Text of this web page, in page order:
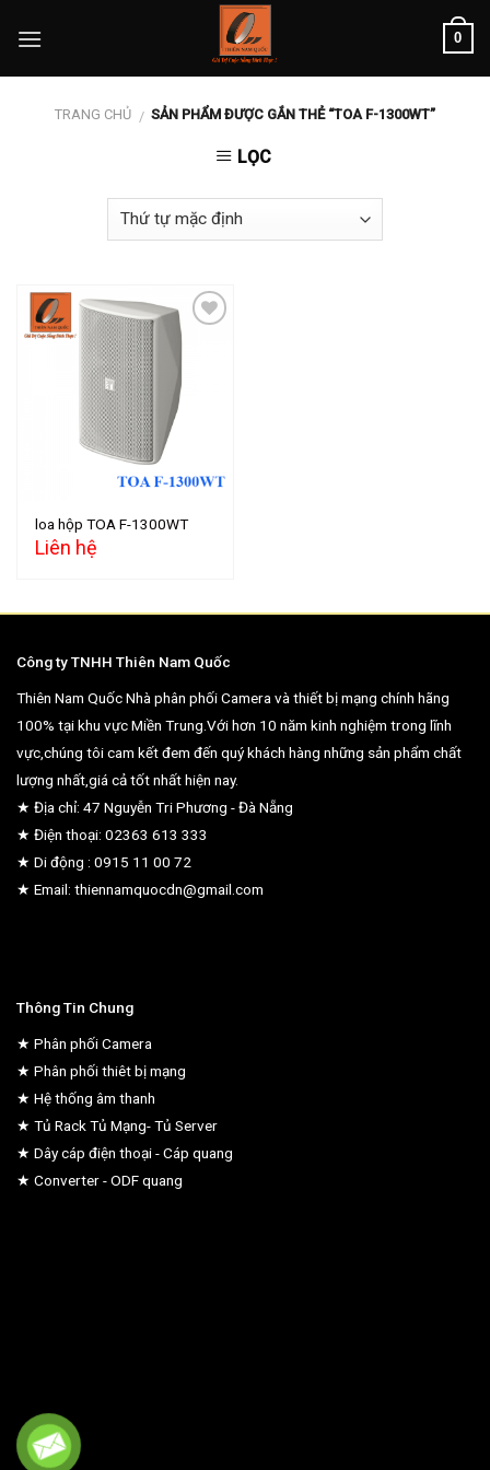
0
TRANG CHỦ / SẢN PHẨM ĐƯỢC GẮN THẺ “TOA F-1300WT”
LỌC
wishlist
loa hộp TOA F-1300WT
Liên hệ
Công ty TNHH Thiên Nam Quốc
Thiên Nam Quốc Nhà phân phối Camera và thiết bị mạng chính hãng
100% tại khu vực Miền Trung.Với hơn 10 năm kinh nghiệm trong lĩnh
vực,chúng tôi cam kết đem đến quý khách hàng những sản phẩm chất
lượng nhất,giá cả tốt nhất hiện nay.
★ Địa chỉ: 47 Nguyễn Tri Phương - Đà Nẵng
★ Điện thoại: 02363 613 333
★ Di động : 0915 11 00 72
★ Email: thiennamquocdn@gmail.com
Thông Tin Chung
★ Phân phối Camera
★ Phân phối thiêt bị mạng
★ Hệ thống âm thanh
★ Tủ Rack Tủ Mạng- Tủ Server
★ Dây cáp điện thoại - Cáp quang
★ Converter - ODF quang